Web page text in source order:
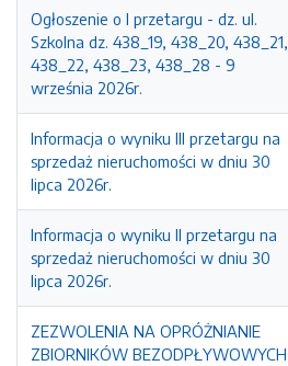
Ogłoszenie o I przetargu - dz. ul.
Szkolna dz. 438_19, 438_20, 438_21,
438_22, 438_23, 438_28 - 9
września 2026r.
Informacja o wyniku III przetargu na
sprzedaż nieruchomości w dniu 30
lipca 2026r.
Informacja o wyniku II przetargu na
sprzedaż nieruchomości w dniu 30
lipca 2026r.
ZEZWOLENIA NA OPRÓŻNIANIE
ZBIORNIKÓW BEZODPŁYWOWYCH